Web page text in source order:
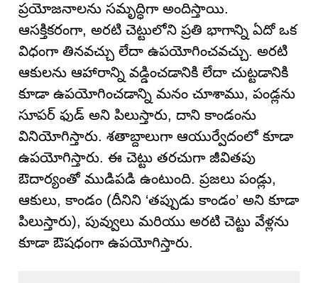
ప్రయోజనాలను సమృద్ధిగా అందిస్తాయి.
ఆసక్తికరంగా, అరటి చెట్టులోని ప్రతి భాగాన్ని ఏదో ఒక
విధంగా తినవచ్చు లేదా ఉపయోగించవచ్చు. అరటి
ఆకులను ఆహారాన్ని వడ్డించడానికి లేదా చుట్టడానికి
కూడా ఉపయోగించడాన్ని మనం చూశాము, పండ్లను
సూపర్ ఫుడ్ అని పిలుస్తారు, దాని కాండంను
వినియోగిస్తారు. శతాబ్దాలుగా ఆయుర్వేదంలో కూడా
ఉపయోగిస్తారు. ఈ చెట్టు తరచుగా జీవితపు
ఔదార్యంతో ముడిపడి ఉంటుంది. ప్రజలు పండ్లు,
ఆకులు, కాండం (దీనిని ‘తప్పుడు కాండం’ అని కూడా
పిలుస్తారు), పువ్వులు మరియు అరటి చెట్టు వేళ్లను
కూడా ఔషధంగా ఉపయోగిస్తారు.